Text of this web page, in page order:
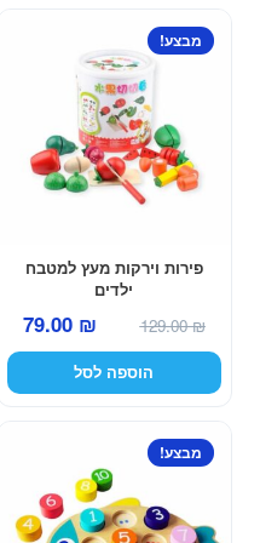
פירות וירקות מעץ למטבח
ילדים
מבצע!
129.00₪
המחיר
המקורי
היה:
79.00 ₪
הוא:
הוספה לסל
מבצע!